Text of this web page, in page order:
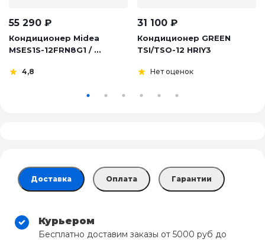
55 290 ₽
Кондиционер Midea
MSES1S-12FRN8G1 / ...
4,8
31 100 ₽
Кондиционер GREEN
TSI/TSO-12 HRIY3
Нет оценок
Доставка Оплата Гарантии
Курьером
Бесплатно доставим заказы от 5000 руб до